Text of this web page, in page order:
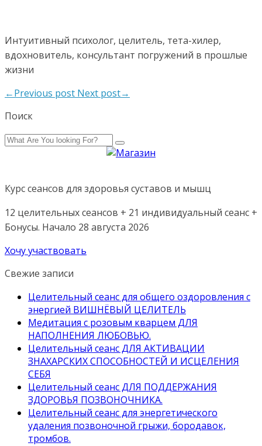
Интуитивный психолог, целитель, тета-хилер,
вдохновитель, консультант погружений в прошлые
жизни
←Previous post Next post→
Поиск
Курс сеансов для здоровья суставов и мышц
12 целительных сеансов + 21 индивидуальный сеанс +
Бонусы. Начало 28 августа 2026
Хочу участвовать
Свежие записи
Целительный сеанс для общего оздоровления с
энергией ВИШНЁВЫЙ ЦЕЛИТЕЛЬ
Медитация с розовым кварцем ДЛЯ
НАПОЛНЕНИЯ ЛЮБОВЬЮ.
Целительный сеанс ДЛЯ АКТИВАЦИИ
ЗНАХАРСКИХ СПОСОБНОСТЕЙ И ИСЦЕЛЕНИЯ
СЕБЯ
Целительный сеанс ДЛЯ ПОДДЕРЖАНИЯ
ЗДОРОВЬЯ ПОЗВОНОЧНИКА.
Целительный сеанс для энергетического
удаления позвоночной грыжи, бородавок,
тромбов.